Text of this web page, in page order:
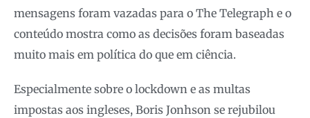
mensagens foram vazadas para o The Telegraph e o
conteúdo mostra como as decisões foram baseadas
muito mais em política do que em ciência.
Especialmente sobre o lockdown e as multas
impostas aos ingleses, Boris Jonhson se rejubilou